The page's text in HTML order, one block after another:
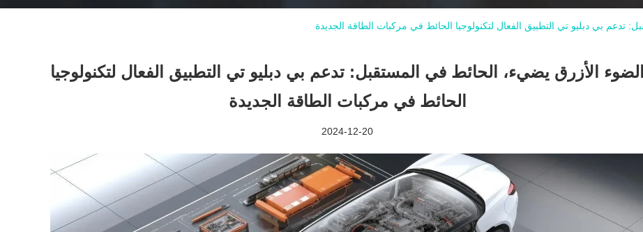
تدعم بي دبليو تي التطبيق الفعال لتكنولوجيا الحائط في مركبات الطاقة الجديدة
الضوء الأزرق يضيء، الحائط في المستقبل: تدعم بي دبليو تي التطبيق الفعال لتكنولوجيا
الحائط في مركبات الطاقة الجديدة
2024-12-20